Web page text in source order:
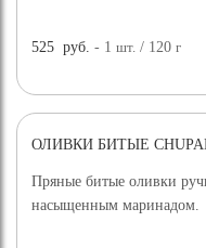
525 руб. - 1шт. / 120г
ОЛИВКИ БИТЫЕ
Пряные битые оливки
насыщенным маринадом.